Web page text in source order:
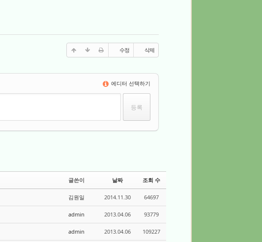
수정 삭제
에디터 선택하기
글쓴이 날짜 조회 수
김원일 2014.11.30 64697
admin 2013.04.06 93779
admin 2013.04.06 109227